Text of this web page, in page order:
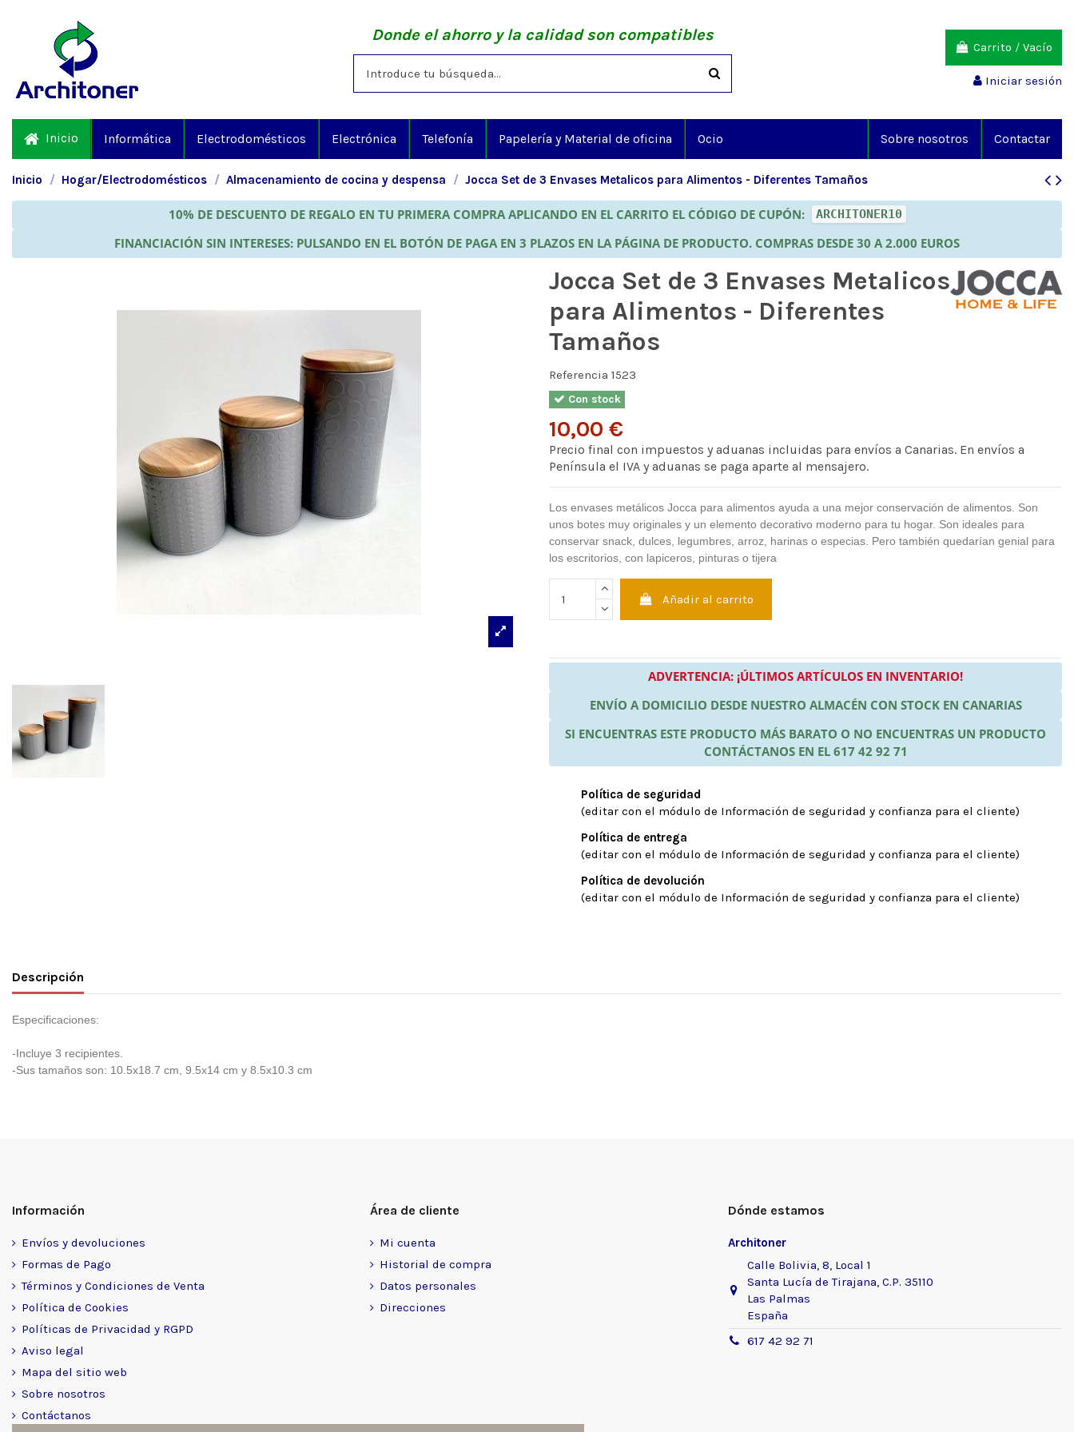
Donde el ahorro y la calidad son compatibles
Carrito / Vacío
Iniciar sesión
Inicio Informática Electrodomésticos Electrónica Telefonía Papelería y Material de oficina Ocio Contactar
Sobre nosotros
Inicio Hogar/Electrodomésticos Almacenamiento de cocina y despensa Jocca Set de 3 Envases Metalicos para Alimentos - Diferentes Tamaños
10% DE DESCUENTO DE REGALO EN TU PRIMERA COMPRA APLICANDO EN EL CARRITO EL CÓDIGO DE CUPÓN: ARCHITONER10
FINANCIACIÓN SIN INTERESES: PULSANDO EN EL BOTÓN DE PAGA EN 3 PLAZOS EN LA PÁGINA DE PRODUCTO. COMPRAS DESDE 30 A 2.000 EUROS
Jocca Set de 3 Envases Metalicos
para Alimentos - Diferentes
Tamaños
Referencia 1523
Con stock
10,00 €
Precio final con impuestos y aduanas incluidas para envíos a Canarias. En envíos a
Península el IVA y aduanas se paga aparte al mensajero.
Los envases metálicos Jocca para alimentos ayuda a una mejor conservación de alimentos. Son
unos botes muy originales y un elemento decorativo moderno para tu hogar. Son ideales para
conservar snack, dulces, legumbres, arroz, harinas o especias. Pero también quedarían genial para
los escritorios, con lapiceros, pinturas o tijera
Añadir al carrito
ADVERTENCIA: ¡ÚLTIMOS ARTÍCULOS EN INVENTARIO!
ENVÍO A DOMICILIO DESDE NUESTRO ALMACÉN CON STOCK EN CANARIAS
SI ENCUENTRAS ESTE PRODUCTO MÁS BARATO O NO ENCUENTRAS UN PRODUCTO
CONTÁCTANOS EN EL 617 42 92 71
Política de seguridad
(editar con el módulo de Información de seguridad y confianza para el cliente)
Política de entrega
(editar con el módulo de Información de seguridad y confianza para el cliente)
Política de devolución
(editar con el módulo de Información de seguridad y confianza para el cliente)
Descripción
Especificaciones:
-Incluye 3 recipientes.
-Sus tamaños son: 10.5x18.7 cm, 9.5x14 cm y 8.5x10.3 cm
Información
Envíos y devoluciones
Formas de Pago
Términos y Condiciones de Venta
Política de Cookies
Políticas de Privacidad y RGPD
Aviso legal
Mapa del sitio web
Sobre nosotros
Contáctanos
Área de cliente
Mi cuenta
Historial de compra
Datos personales
Direcciones
Dónde estamos
Architoner
Calle Bolivia, 8, Local 1
Santa Lucía de Tirajana, C.P. 35110
Las Palmas
España
617 42 92 71